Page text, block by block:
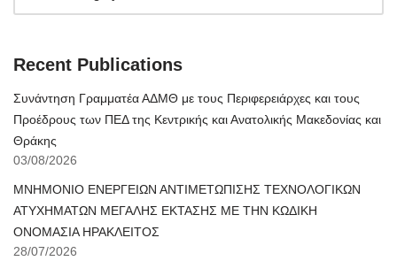
Recent Publications
Συνάντηση Γραμματέα ΑΔΜΘ με τους Περιφερειάρχες και τους
Προέδρους των ΠΕΔ της Κεντρικής και Ανατολικής Μακεδονίας και
Θράκης
03/08/2026
ΜΝΗΜΟΝΙΟ ΕΝΕΡΓΕΙΩΝ ΑΝΤΙΜΕΤΩΠΙΣΗΣ ΤΕΧΝΟΛΟΓΙΚΩΝ
ΑΤΥΧΗΜΑΤΩΝ ΜΕΓΑΛΗΣ ΕΚΤΑΣΗΣ ΜΕ ΤΗΝ ΚΩΔΙΚΗ
ΟΝΟΜΑΣΙΑ ΗΡΑΚΛΕΙΤΟΣ
28/07/2026